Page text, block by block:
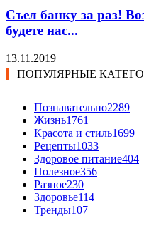
Съел банку за раз!
будете нас...
13.11.2019
ПОПУЛЯРНЫЕ
Познавательно2289
Жизнь1761
Красота и стиль1699
Рецепты1033
Здоровое питание404
Полезное356
Разное230
Здоровье114
Тренды107